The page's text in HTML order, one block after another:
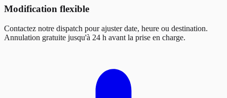
Modification flexible
Contactez notre dispatch pour ajuster date, heure ou destination.
Annulation gratuite jusqu'à 24 h avant la prise en charge.